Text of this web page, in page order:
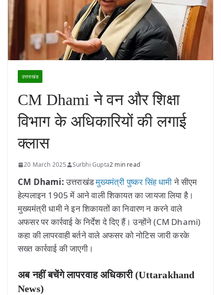
उत्तराखंड
CM Dhami ने वन और शिक्षा
विभाग के अधिकारियों की लगाई
क्लास
20 March 2025 Surbhi Gupta2 min read
CM Dhami:उत्तराखंडमुख्यमंत्री पुष्कर सिंह धामीने सीएम
हेल्पलाइन 1905 में आने वाली शिकायत का जायजा लिया है।
मुख्यमंत्री धामी ने इन शिकायतों का निवारण न करने वाले
अफसर पर कार्रवाई के निर्देश दे दिए हैं। उन्होंने (CM Dhami)
कहा की लापरवाही बर्तने वाले अफसर को नोटिस जारी करके
सख्त कार्रवाई की जाएगी।
अब नहीं बचेंगे लापरवाह अधिकारी (Uttarakhand
News)